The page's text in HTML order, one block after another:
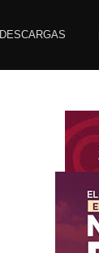
DESCARGAS